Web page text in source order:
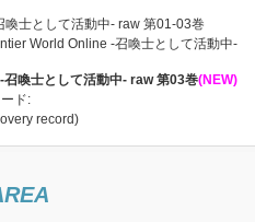
士として活動中‐ raw 第01-03巻
World Online ‐召喚士として活動中‐
喚士として活動中‐ raw 第03巻(NEW)
ド:
record)